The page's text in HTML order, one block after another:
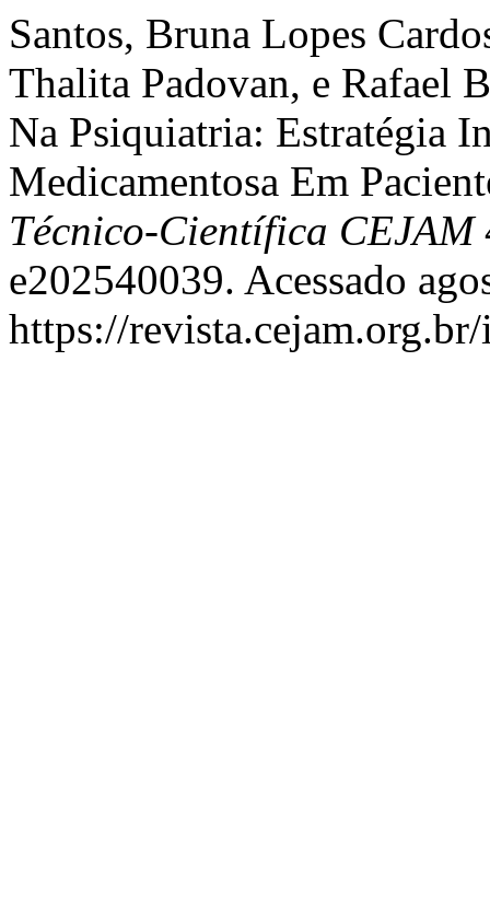
Santos, Bruna Lopes
Thalita Padovan, e Rafael
Na Psiquiatria: Estratégia
Medicamentosa Em
Técnico-Científica CEJAM
e202540039. Acessado
https://